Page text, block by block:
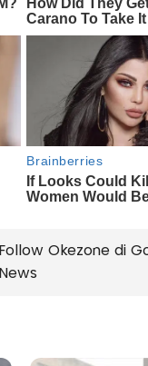
Follow Okezone di
News